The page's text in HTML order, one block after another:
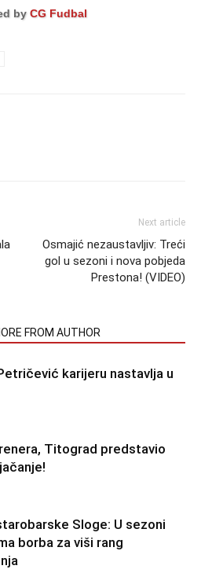
by CG Fudbal
Next article
Osmajić nezaustavljiv: Treći
gol u sezoni i nova pobjeda
Prestona! (VIDEO)
FROM AUTHOR
karijeru nastavlja u
Titograd predstavio
Sloge: U sezoni
borba za viši rang